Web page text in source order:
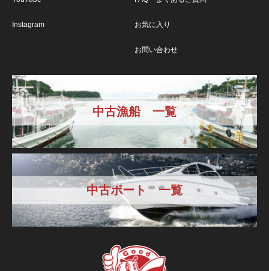
Instagram お気に入り
お問い合わせ
中古漁船 一覧
中古ボート 一覧